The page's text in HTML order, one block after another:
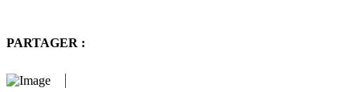
PARTAGER :